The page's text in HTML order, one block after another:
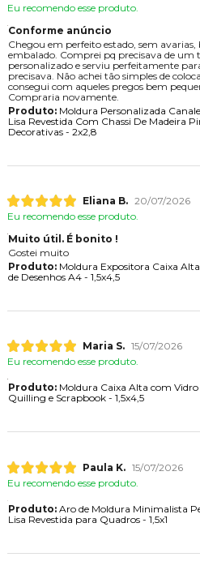
Eu recomendo esse produto.
Conforme anúncio
Chegou em perfeito estado, sem avarias,
embalado. Comprei pq precisava de um
personalizado e serviu perfeitamente
precisava. Não achei tão simples de
consegui com aqueles pregos bem
Compraria novamente.
Produto:Moldura Personalizada
Lisa Revestida Com Chassi De Madeira
Decorativas - 2x2,8
Eliana B. 20/07/2026
Eu recomendo esse produto.
Muito útil. É bonito !
Gostei muito
Produto:Moldura Expositora Caixa
de Desenhos A4 - 1,5x4,5
Maria S. 15/07/2026
Eu recomendo esse produto.
Produto:Moldura Caixa Alta com
Quilling e Scrapbook - 1,5x4,5
Paula K. 15/07/2026
Eu recomendo esse produto.
Produto:Aro de Moldura Minimalista
Lisa Revestida para Quadros - 1,5x1